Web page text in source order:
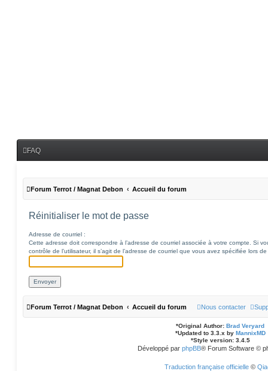
FAQ
Forum Terrot / Magnat Debon Accueil du forum
Réinitialiser le mot de passe
Adresse de courriel :
Cette adresse doit correspondre à l’adresse de courriel associée à votre compte. Si
contrôle de l’utilisateur, il s’agit de l’adresse de courriel que vous avez spécifiée lors
Forum Terrot / Magnat Debon Accueil du forum Nous contacter
*Original Author: Brad Veryard
*Updated to 3.3.x by MannixMD
*Style version: 3.4.5
Développé par phpBB® Forum Software ©
Traduction française officielle©